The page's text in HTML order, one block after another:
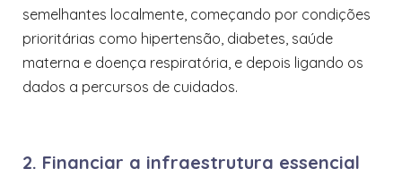
semelhantes localmente, começando por condições
prioritárias como hipertensão, diabetes, saúde
materna e doença respiratória, e depois ligando os
dados a percursos de cuidados.
2. Financiar a infraestrutura essencial